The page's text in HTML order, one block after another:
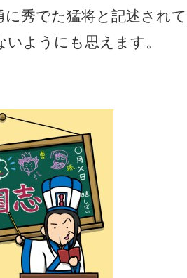
秀でた猛将と記述され
ようにも思えます。